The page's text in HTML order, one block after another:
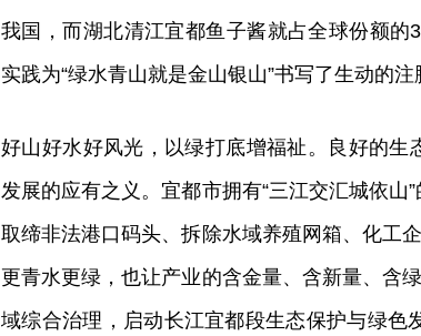
我国，而湖北清江宜都鱼子酱就占全球份额
实践为“绿水青山就是金山银山”书写了生动的注
好山好水好风光，以绿打底增福祉。良好的
发展的应有之义。宜都市拥有“三江交汇城依山
取缔非法港口码头、拆除水域养殖网箱、化工
更青水更绿，也让产业的含金量、含新量、含
域综合治理，启动长江宜都段生态保护与绿色